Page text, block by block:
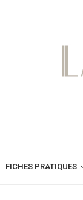
FICHES PRATIQUES